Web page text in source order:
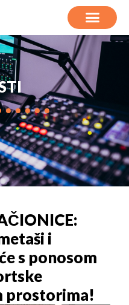
i
s ponosom
prostorima!